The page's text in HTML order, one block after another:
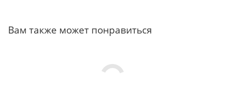
Вам также может понравиться